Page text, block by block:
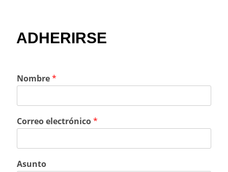
ADHERIRSE
Nombre*
Correo electrónico*
Asunto